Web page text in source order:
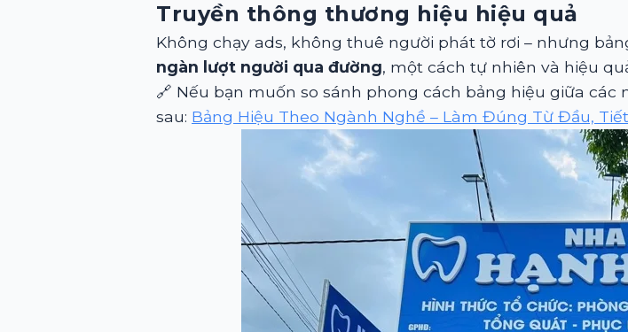
Truyền thông thương hiệu hiệu quả
Không chạy ads, không thuê người phát tờ rơi – nhưng
ngàn lượt người qua đường, một cách tự nhiên và hiệu
🔗 Nếu bạn muốn so sánh phong cách bảng hiệu giữa
sau: Bảng Hiệu Theo Ngành Nghề – Làm Đúng Từ Đầu,